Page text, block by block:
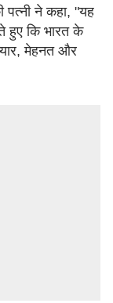
ने कहा, "यह
हुए कि भारत के
मेहनत और